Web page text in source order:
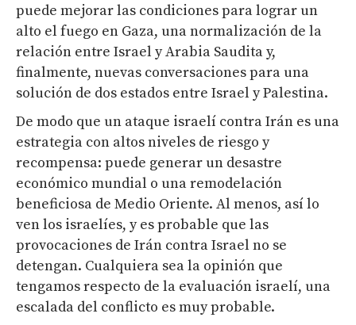
puede mejorar las condiciones para lograr un
alto el fuego en Gaza, una normalización de la
relación entre Israel y Arabia Saudita y,
finalmente, nuevas conversaciones para una
solución de dos estados entre Israel y Palestina.
De modo que un ataque israelí contra Irán es una
estrategia con altos niveles de riesgo y
recompensa: puede generar un desastre
económico mundial o una remodelación
beneficiosa de Medio Oriente. Al menos, así lo
ven los israelíes, y es probable que las
provocaciones de Irán contra Israel no se
detengan. Cualquiera sea la opinión que
tengamos respecto de la evaluación israelí, una
escalada del conflicto es muy probable.